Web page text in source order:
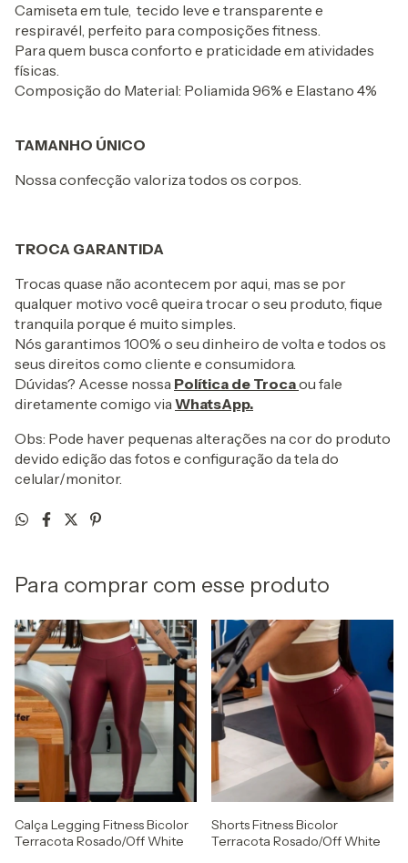
Camiseta em tule, tecido leve e transparente e
respiravél, perfeito para composições fitness.
Para quem busca conforto e praticidade em atividades
físicas.
Composição do Material: Poliamida 96% e Elastano 4%
TAMANHO ÚNICO
Nossa confecção valoriza todos os corpos.
TROCA GARANTIDA
Trocas quase não acontecem por aqui, mas se por
qualquer motivo você queira trocar o seu produto, fique
tranquila porque é muito simples.
Nós garantimos 100% o seu dinheiro de volta e todos os
seus direitos como cliente e consumidora.
Dúvidas? Acesse nossa Política de Trocaou fale
diretamente comigo viaWhatsApp.
Obs: Pode haver pequenas alterações na cor do produto
devido edição das fotos e configuração da tela do
celular/monitor.
Para comprar com esse produto
Calça Legging Fitness Bicolor
Terracota Rosado/Off White
Shorts Fitness Bicolor
Terracota Rosado/Off White